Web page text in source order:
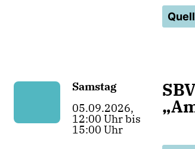
Samstag
05.09.2026,
12:00 Uhr bis
15:00 Uhr